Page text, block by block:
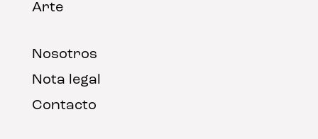
Arte
Nosotros
Nota legal
Contacto